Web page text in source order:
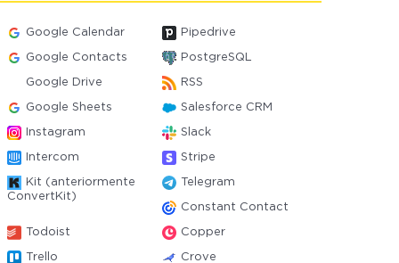
Google Calendar Pipedrive
Google Contacts PostgreSQL
Google Drive RSS
Google Sheets Salesforce CRM
Instagram Slack
Intercom Stripe
Kit (anteriormente
ConvertKit)
Telegram
Constant Contact
Todoist Copper
Trello Crove